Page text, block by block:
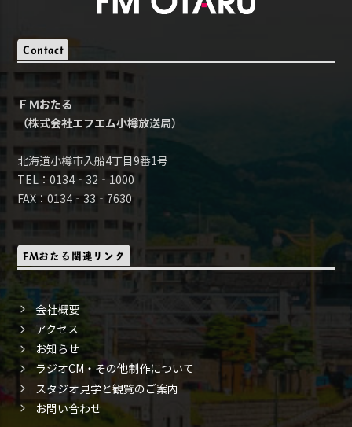
Contact
ＦＭおたる
（株式会社エフエム小樽放送局）
北海道小樽市入船4丁目9番1号
TEL：0134‐32‐1000
FAX：0134‐33‐7630
FMおたる関連リンク
会社概要
アクセス
お知らせ
ラジオCM・その他制作について
スタジオ見学と観覧のご案内
お問い合わせ